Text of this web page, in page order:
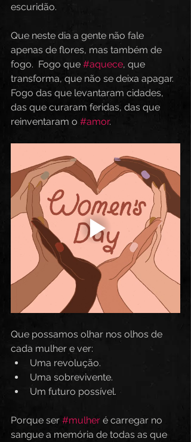
escuridão.
Que neste dia a gente não fale
apenas de flores, mas também de
fogo.  Fogo que #aquece, que
transforma, que não se deixa apagar.
Fogo das que levantaram cidades,
das que curaram feridas, das que
reinventaram o #amor.
Que possamos olhar nos olhos de
cada mulher e ver:
Uma revolução.
Uma sobrevivente.
Um futuro possível.
Porque ser #mulher é carregar no
sangue a memória de todas as que